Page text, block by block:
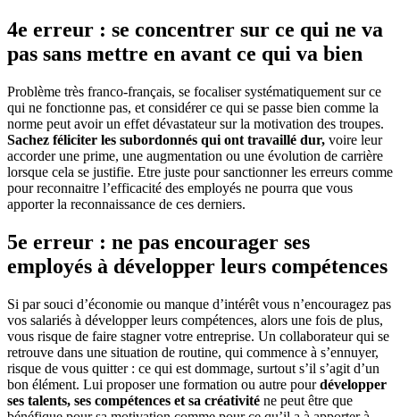
4e erreur : se concentrer sur ce qui ne va
pas sans mettre en avant ce qui va bien
Problème très franco-français, se focaliser systématiquement sur ce
qui ne fonctionne pas, et considérer ce qui se passe bien comme la
norme peut avoir un effet dévastateur sur la motivation des troupes.
Sachez féliciter les subordonnés qui ont travaillé dur, voire leur
accorder une prime, une augmentation ou une évolution de carrière
lorsque cela se justifie. Etre juste pour sanctionner les erreurs comme
pour reconnaitre l’efficacité des employés ne pourra que vous
apporter la reconnaissance de ces derniers.
5e erreur : ne pas encourager ses
employés à développer leurs compétences
Si par souci d’économie ou manque d’intérêt vous n’encouragez pas
vos salariés à développer leurs compétences, alors une fois de plus,
vous risque de faire stagner votre entreprise. Un collaborateur qui se
retrouve dans une situation de routine, qui commence à s’ennuyer,
risque de vous quitter : ce qui est dommage, surtout s’il s’agit d’un
bon élément. Lui proposer une formation ou autre pourdévelopper
ses talents, ses compétences et sa créativité ne peut être que